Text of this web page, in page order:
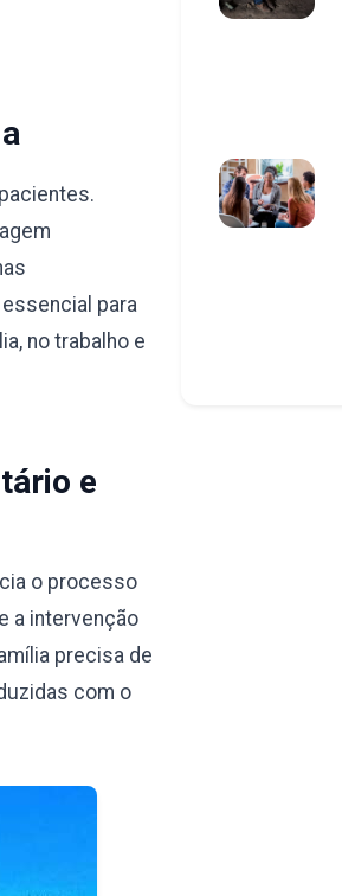
para
no trabalho e
e
o processo
a intervenção
precisa de
com o